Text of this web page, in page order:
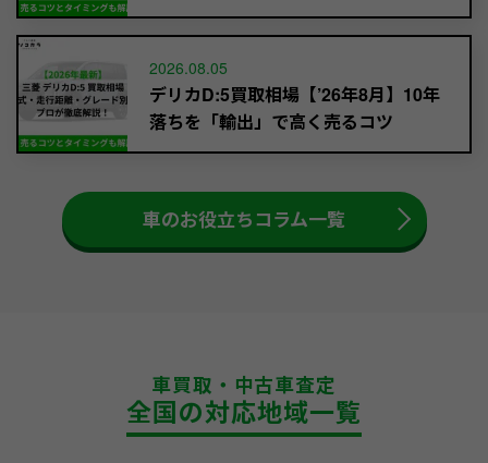
2026.08.05
デリカD:5買取相場【’26年8月】10年
落ちを「輸出」で高く売るコツ
車のお役立ちコラム一覧
車買取・中古車査定
全国の対応地域一覧